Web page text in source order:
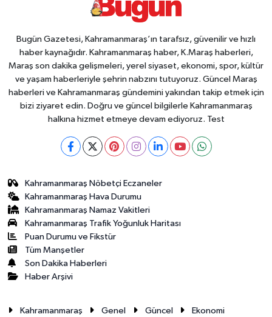
Bugün Gazetesi, Kahramanmaraş’ın tarafsız, güvenilir ve hızlı
haber kaynağıdır. Kahramanmaraş haber, K.Maraş haberleri,
Maraş son dakika gelişmeleri, yerel siyaset, ekonomi, spor, kültür
ve yaşam haberleriyle şehrin nabzını tutuyoruz. Güncel Maraş
haberleri ve Kahramanmaraş gündemini yakından takip etmek için
bizi ziyaret edin. Doğru ve güncel bilgilerle Kahramanmaraş
halkına hizmet etmeye devam ediyoruz. Test
Kahramanmaraş Nöbetçi Eczaneler
Kahramanmaraş Hava Durumu
Kahramanmaraş Namaz Vakitleri
Kahramanmaraş Trafik Yoğunluk Haritası
Puan Durumu ve Fikstür
Tüm Manşetler
Son Dakika Haberleri
Haber Arşivi
Kahramanmaraş Genel Güncel Ekonomi